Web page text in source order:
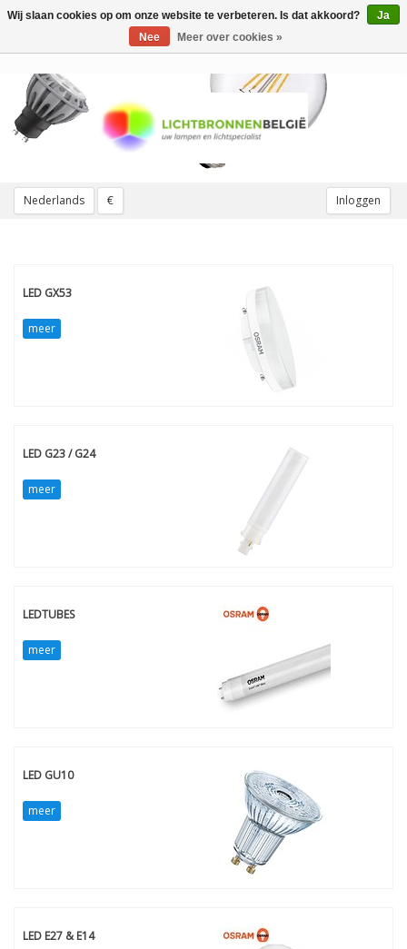
Nederlands € Inloggen
Toggle
LED GX53
meer
LED G23 / G24
meer
LEDTUBES
meer
LED GU10
meer
LED E27 & E14
Wij slaan cookies op om onze website te verbeteren. Is dat akkoord?
Ja
Nee
Meer over cookies »